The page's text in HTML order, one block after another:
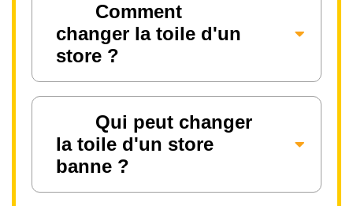
Comment
changer la toile d'un
store ?
Qui peut changer
la toile d'un store
banne ?